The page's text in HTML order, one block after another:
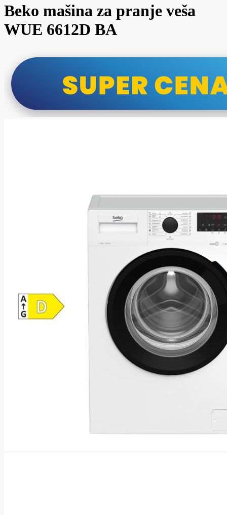
Beko mašina za pranje veša
WUE 6612D BA